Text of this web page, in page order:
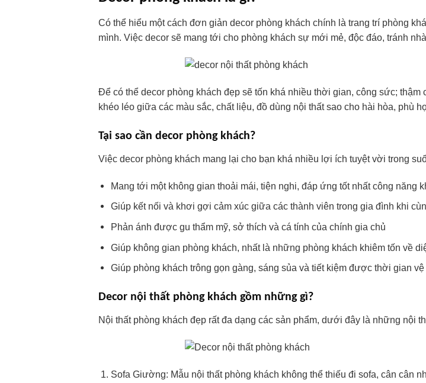
Có thể hiểu một cách đơn giản decor phòng khách chính là trang trí phòng
mình. Việc decor sẽ mang tới cho phòng khách sự mới mẻ, độc đáo, tránh
Để có thể decor phòng khách đẹp sẽ tốn khá nhiều thời gian, công sức;
khéo léo giữa các màu sắc, chất liệu, đồ dùng nội thất sao cho hài hòa, phù
Tại sao cần decor phòng khách?
Việc decor phòng khách mang lại cho bạn khá nhiều lợi ích tuyệt vời trong
Mang tới một không gian thoải mái, tiện nghi, đáp ứng tốt nhất công năng
Giúp kết nối và khơi gợi cảm xúc giữa các thành viên trong gia đình khi
Phản ánh được gu thẩm mỹ, sở thích và cá tính của chính gia chủ
Giúp không gian phòng khách, nhất là những phòng khách khiêm tốn về
Giúp phòng khách trông gọn gàng, sáng sủa và tiết kiệm được thời gian
Decor nội thất phòng khách gồm những gì?
Nội thất phòng khách đẹp rất đa dạng các sản phẩm, dưới đây là những nội
Sofa Giường: Mẫu nội thất phòng khách không thể thiếu đi sofa, cân cân